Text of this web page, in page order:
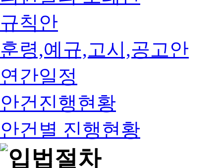
규칙안
훈령,예규,고시,공고안
연간일정
안건진행현황
안건별 진행현황